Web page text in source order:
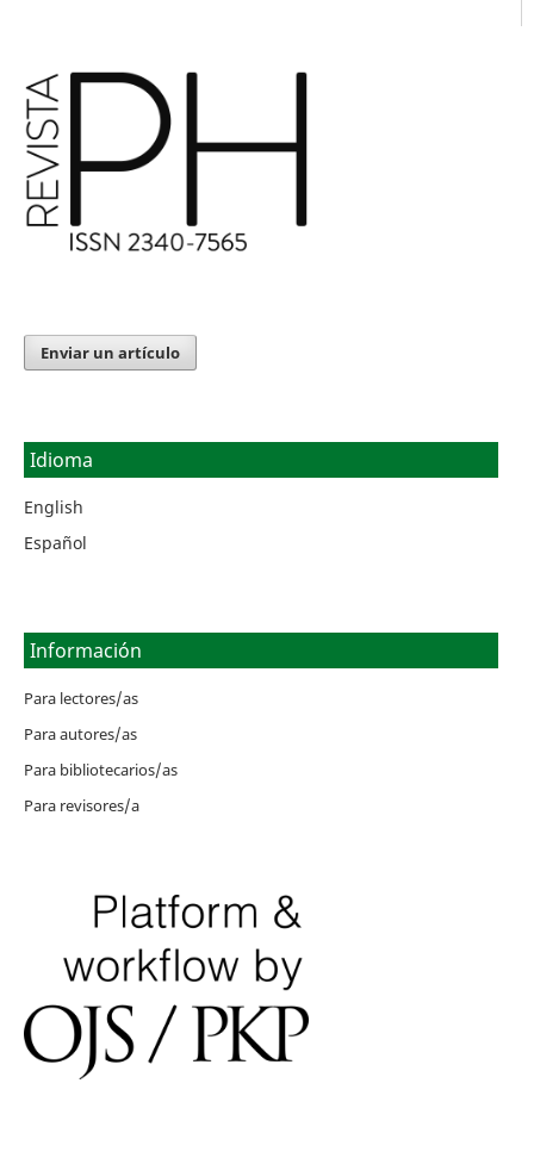
Enviar un artículo
Idioma
English
Español
Información
Para lectores/as
Para autores/as
Para bibliotecarios/as
Para revisores/a